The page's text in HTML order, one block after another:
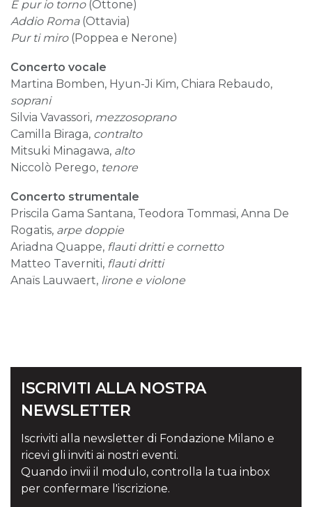
E pur io torno(Ottone)
Addio Roma(Ottavia)
Pur ti miro(Poppea e Nerone)
Concerto vocale
Martina Bomben, Hyun-Ji Kim, Chiara Rebaudo,
soprani
Silvia Vavassori, mezzosoprano
Camilla Biraga, contralto
Mitsuki Minagawa, alto
Niccolò Perego, tenore
Concerto strumentale
Priscila Gama Santana, Teodora Tommasi, Anna De
Rogatis, arpe doppie
Ariadna Quappe, flauti dritti e cornetto
Matteo Taverniti, flauti dritti
Anaïs Lauwaert, lirone e violone
ISCRIVITI ALLA NOSTRA
NEWSLETTER
Iscriviti alla newsletter di Fondazione Milano e
ricevi gli inviti ai nostri eventi.
Quando invii il modulo, controlla la tua inbox
per confermare l'iscrizione.